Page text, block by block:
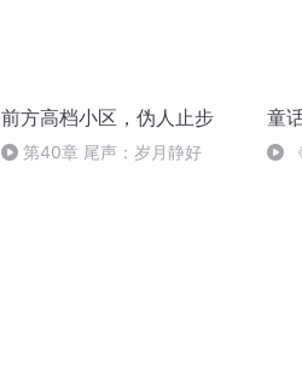
前方高档小区，伪人止步
第40章 尾声：岁月静好
童